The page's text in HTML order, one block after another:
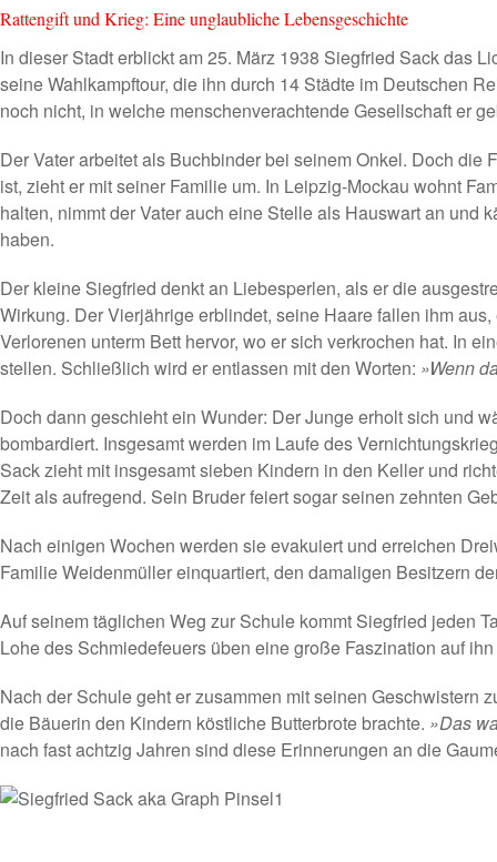
Rattengift und Krieg: Eine unglaubliche Lebensgeschichte
In dieser Stadt erblickt am 25. März 1938 Siegfried Sack das
seine Wahlkampftour, die ihn durch 14 Städte im Deutschen
noch nicht, in welche menschenverachtende Gesellschaft er
Der Vater arbeitet als Buchbinder bei seinem Onkel. Doch
ist, zieht er mit seiner Familie um. In Leipzig-Mockau wohnt
halten, nimmt der Vater auch eine Stelle als Hauswart an und
haben.
Der kleine Siegfried denkt an Liebesperlen, als er die
Wirkung. Der Vierjährige erblindet, seine Haare fallen ihm
Verlorenen unterm Bett hervor, wo er sich verkrochen hat. In
stellen. Schließlich wird er entlassen mit den Worten: »Wenn
Doch dann geschieht ein Wunder: Der Junge erholt sich und
bombardiert. Insgesamt werden im Laufe des
Sack zieht mit insgesamt sieben Kindern in den Keller und
Zeit als aufregend. Sein Bruder feiert sogar seinen zehnten
Nach einigen Wochen werden sie evakuiert und erreichen
Familie Weidenmüller einquartiert, den damaligen Besitzern
Auf seinem täglichen Weg zur Schule kommt Siegfried jeden
Lohe des Schmiedefeuers üben eine große Faszination auf
Nach der Schule geht er zusammen mit seinen Geschwistern
die Bäuerin den Kindern köstliche Butterbrote brachte. »Das
nach fast achtzig Jahren sind diese Erinnerungen an die